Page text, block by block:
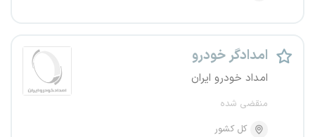
امدادگر خودرو
امداد خودرو ایران
منقضی شده
کل کشور